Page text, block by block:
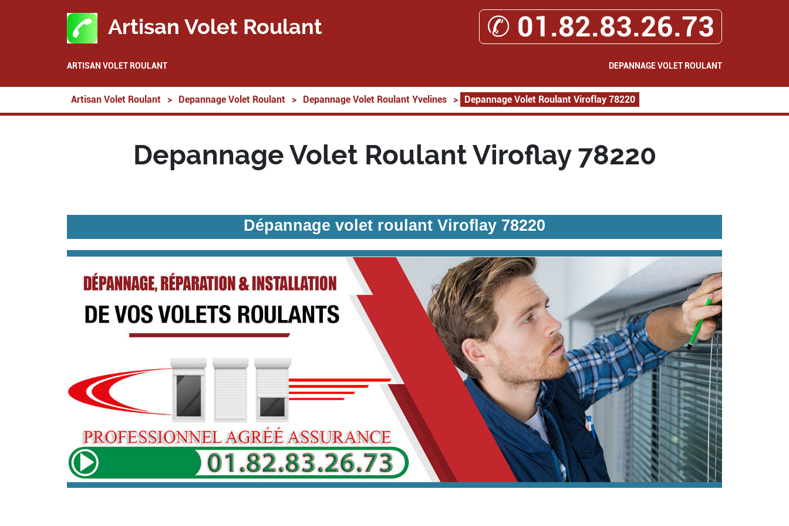
Artisan Volet Roulant ✆ 01.82.83.26.73
ARTISAN VOLET ROULANT DEPANNAGE VOLET ROULANT
Artisan Volet Roulant > Depannage Volet Roulant > Depannage Volet Roulant Yvelines > Depannage Volet Roulant Viroflay 78220
Depannage Volet Roulant Viroflay 78220
Dépannage volet roulant Viroflay 78220